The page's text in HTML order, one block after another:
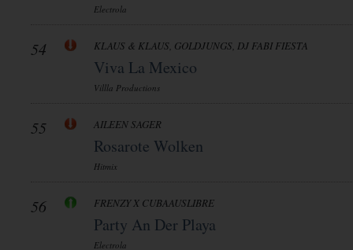
Electrola
54 KLAUS & KLAUS, GOLDJUNGS, DJ FABI FIESTA
Viva La Mexico
Villla Productions
55 AILEEN SAGER
Rosarote Wolken
Hitmix
56 FRENZY X CUBAAUSLIBRE
Party An Der Playa
Electrola